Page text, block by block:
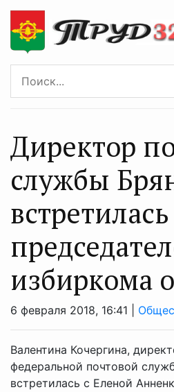
Директор
службы
избиркома
6 февраля 2018, 16:41 |
Валентина Кочергина,
федеральной почтовой
встретилась с Еленой